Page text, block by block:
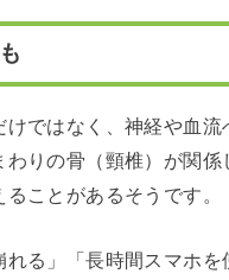
ではなく、神経や血
りの骨（頸椎）が関
ことがあるそうです。
れる」「長時間スマホ